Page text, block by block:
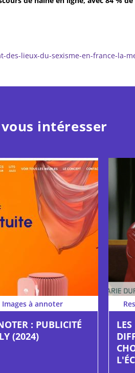
lieux-du-sexisme-en-france-la-
intéresser
Images à annoter
: PUBLICITÉ
(2024)